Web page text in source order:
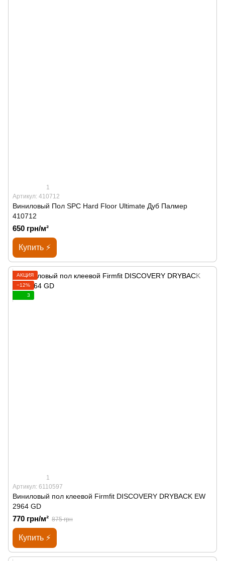
1
Артикул: 410712
Виниловый Пол SPС Hard Floor Ultimate Дуб Палмер
410712
650 грн/м²
Купить ⚡
АКЦИЯ
−12%
3
1
Артикул: 6110597
Виниловый пол клеевой Firmfit DISCOVERY DRYBACK EW
2964 GD
770 грн/м² 875 грн
Купить ⚡